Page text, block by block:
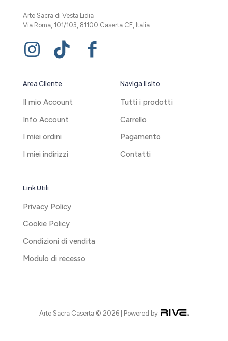
Arte Sacra di Vesta Lidia
Via Roma, 101/103, 81100 Caserta CE, Italia
Area Cliente
Il mio Account
Info Account
I miei ordini
I miei indirizzi
Naviga il sito
Tutti i prodotti
Carrello
Pagamento
Contatti
Link Utili
Privacy Policy
Cookie Policy
Condizioni di vendita
Modulo di recesso
Arte Sacra Caserta © 2026 | Powered by